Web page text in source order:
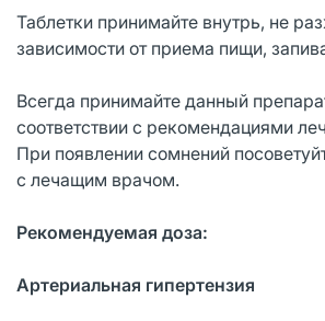
Таблетки принимайте внутрь, не
зависимости от приема пищи,
Всегда принимайте данный
соответствии с рекомендациями
При появлении сомнений
с лечащим врачом.
Рекомендуемая доза:
Артериальная гипертензия